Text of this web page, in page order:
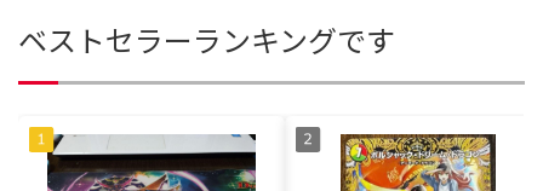
ベストセラーランキングです